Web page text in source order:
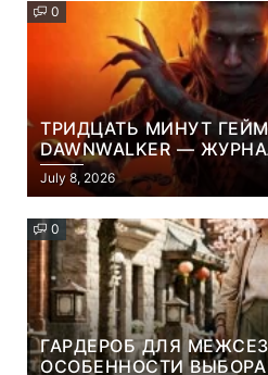
0
ТРИДЦАТЬ МИНУТ
DAWNWALKER —
НАЧАЛО НОВОЙ ИГРЫ
PROJEKT RED
July 8, 2026
0
ГАРДЕРОБ ДЛЯ
ОСОБЕННОСТИ